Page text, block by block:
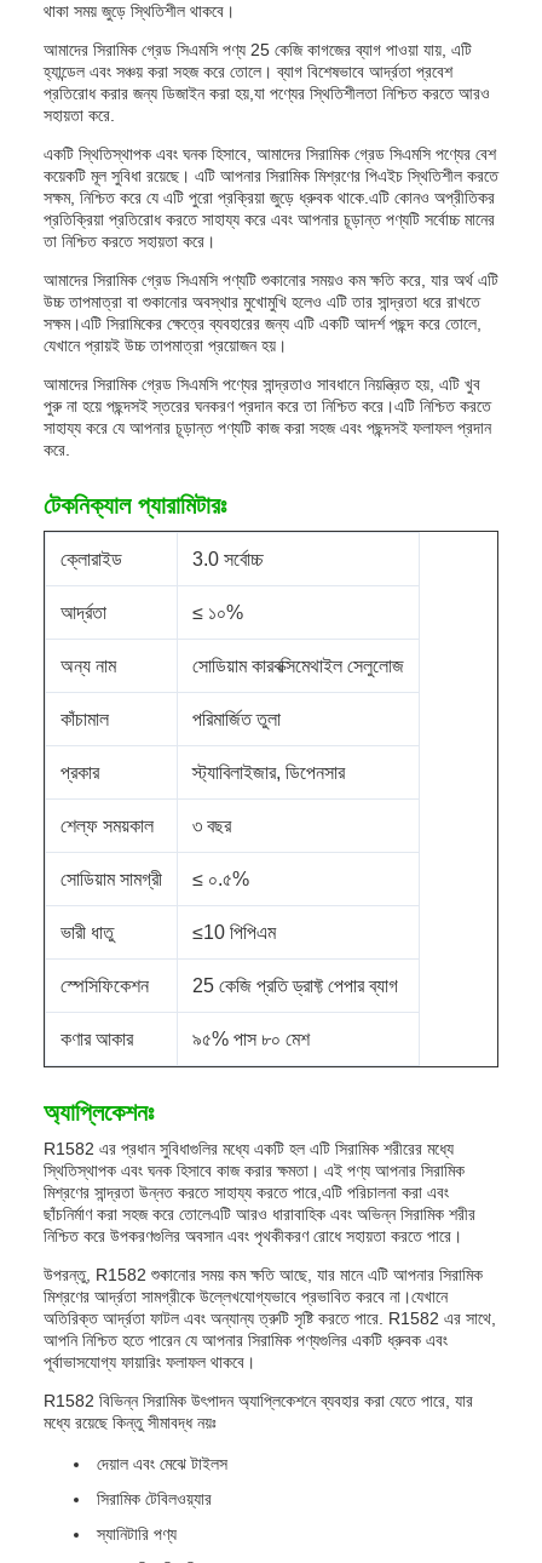
থাকা সময় জুড়ে স্থিতিশীল থাকবে।
আমাদের সিরামিক গ্রেড সিএমসি পণ্য 25 কেজি কাগজের ব্যাগ পাওয়া যায়, এটি
হ্যান্ডেল এবং সঞ্চয় করা সহজ করে তোলে। ব্যাগ বিশেষভাবে আর্দ্রতা প্রবেশ
প্রতিরোধ করার জন্য ডিজাইন করা হয়,যা পণ্যের স্থিতিশীলতা নিশ্চিত করতে আরও
সহায়তা করে.
একটি স্থিতিস্থাপক এবং ঘনক হিসাবে, আমাদের সিরামিক গ্রেড সিএমসি পণ্যের বেশ
কয়েকটি মূল সুবিধা রয়েছে। এটি আপনার সিরামিক মিশ্রণের পিএইচ স্থিতিশীল করতে
সক্ষম, নিশ্চিত করে যে এটি পুরো প্রক্রিয়া জুড়ে ধ্রুবক থাকে.এটি কোনও অপ্রীতিকর
প্রতিক্রিয়া প্রতিরোধ করতে সাহায্য করে এবং আপনার চূড়ান্ত পণ্যটি সর্বোচ্চ মানের
তা নিশ্চিত করতে সহায়তা করে।
আমাদের সিরামিক গ্রেড সিএমসি পণ্যটি শুকানোর সময়ও কম ক্ষতি করে, যার অর্থ এটি
উচ্চ তাপমাত্রা বা শুকানোর অবস্থার মুখোমুখি হলেও এটি তার সান্দ্রতা ধরে রাখতে
সক্ষম।এটি সিরামিকের ক্ষেত্রে ব্যবহারের জন্য এটি একটি আদর্শ পছন্দ করে তোলে,
যেখানে প্রায়ই উচ্চ তাপমাত্রা প্রয়োজন হয়।
আমাদের সিরামিক গ্রেড সিএমসি পণ্যের সান্দ্রতাও সাবধানে নিয়ন্ত্রিত হয়, এটি খুব
পুরু না হয়ে পছন্দসই স্তরের ঘনকরণ প্রদান করে তা নিশ্চিত করে।এটি নিশ্চিত করতে
সাহায্য করে যে আপনার চূড়ান্ত পণ্যটি কাজ করা সহজ এবং পছন্দসই ফলাফল প্রদান
করে.
টেকনিক্যাল প্যারামিটারঃ
ক্লোরাইড 3.0 সর্বোচ্চ
আর্দ্রতা ≤ ১০%
অন্য নাম সোডিয়াম কারবক্সিমেথাইল সেলুলোজ
কাঁচামাল পরিমার্জিত তুলা
প্রকার স্ট্যাবিলাইজার, ডিপেনসার
শেল্ফ সময়কাল ৩ বছর
সোডিয়াম সামগ্রী ≤ ০.৫%
ভারী ধাতু ≤10 পিপিএম
স্পেসিফিকেশন 25 কেজি প্রতি ড্রাফ্ট পেপার ব্যাগ
কণার আকার ৯৫% পাস ৮০ মেশ
অ্যাপ্লিকেশনঃ
R1582 এর প্রধান সুবিধাগুলির মধ্যে একটি হল এটি সিরামিক শরীরের মধ্যে
স্থিতিস্থাপক এবং ঘনক হিসাবে কাজ করার ক্ষমতা। এই পণ্য আপনার সিরামিক
মিশ্রণের সান্দ্রতা উন্নত করতে সাহায্য করতে পারে,এটি পরিচালনা করা এবং
ছাঁচনির্মাণ করা সহজ করে তোলেএটি আরও ধারাবাহিক এবং অভিন্ন সিরামিক শরীর
নিশ্চিত করে উপকরণগুলির অবসান এবং পৃথকীকরণ রোধে সহায়তা করতে পারে।
উপরন্তু, R1582 শুকানোর সময় কম ক্ষতি আছে, যার মানে এটি আপনার সিরামিক
মিশ্রণের আর্দ্রতা সামগ্রীকে উল্লেখযোগ্যভাবে প্রভাবিত করবে না।যেখানে
অতিরিক্ত আর্দ্রতা ফাটল এবং অন্যান্য ত্রুটি সৃষ্টি করতে পারে. R1582 এর সাথে,
আপনি নিশ্চিত হতে পারেন যে আপনার সিরামিক পণ্যগুলির একটি ধ্রুবক এবং
পূর্বাভাসযোগ্য ফায়ারিং ফলাফল থাকবে।
R1582 বিভিন্ন সিরামিক উৎপাদন অ্যাপ্লিকেশনে ব্যবহার করা যেতে পারে, যার
মধ্যে রয়েছে কিন্তু সীমাবদ্ধ নয়ঃ
দেয়াল এবং মেঝে টাইলস
সিরামিক টেবিলওয়্যার
স্যানিটারি পণ্য